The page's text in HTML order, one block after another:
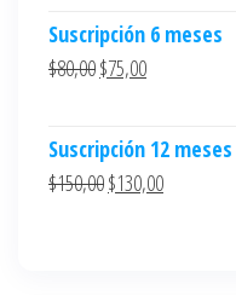
Suscripción 6 meses
$80,00$75,00
Suscripción 12 meses
$150,00$130,00